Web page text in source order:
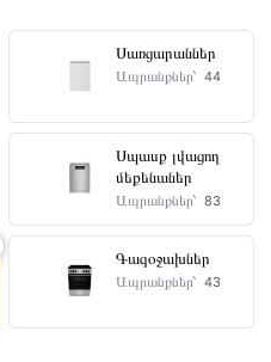
Սառցարաններ
Ապրանքներ՝ 44
Սպասք լվացող
մեքենաներ
Ապրանքներ՝ 83
Գազօջախներ
Ապրանքներ՝ 43